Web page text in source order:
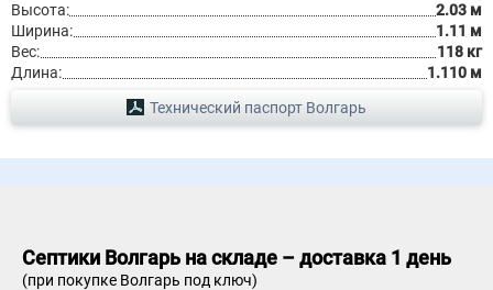
Высота:
2.03 м
Ширина:
1.11 м
Вес:
118 кг
Длина:
1.110 м
Технический паспорт Волгарь
Септики Волгарь на складе – доставка 1 день
(при покупке Волгарь под ключ)